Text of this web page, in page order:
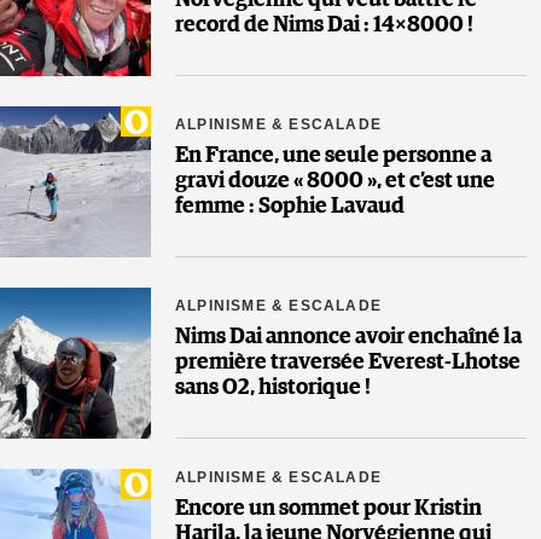
record de Nims Dai : 14×8000 !
ALPINISME & ESCALADE
En France, une seule personne a
gravi douze « 8000 », et c’est une
femme : Sophie Lavaud
ALPINISME & ESCALADE
Nims Dai annonce avoir enchaîné la
première traversée Everest-Lhotse
sans O2, historique !
ALPINISME & ESCALADE
Encore un sommet pour Kristin
Harila, la jeune Norvégienne qui